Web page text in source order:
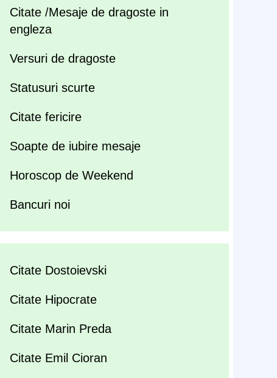
Citate /Mesaje de dragoste in
engleza
Versuri de dragoste
Statusuri scurte
Citate fericire
Soapte de iubire mesaje
Horoscop de Weekend
Bancuri noi
Citate Dostoievski
Citate Hipocrate
Citate Marin Preda
Citate Emil Cioran